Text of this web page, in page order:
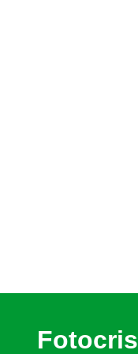
Fotocris